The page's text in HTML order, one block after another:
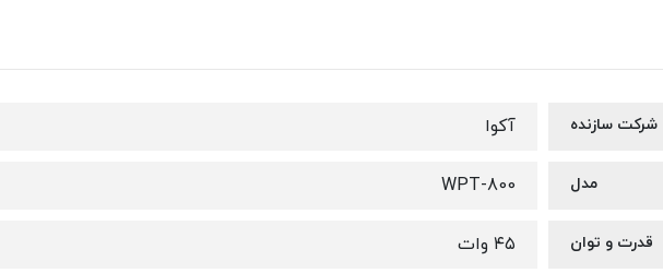
شرکت سازنده آکوا
مدل WPT-800
قدرت و توان ۴۵ وات